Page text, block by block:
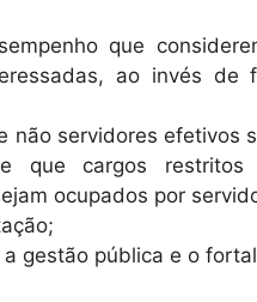
que
ao invés de
não servidores efetivos
que cargos
ocupados por
gestão pública e o